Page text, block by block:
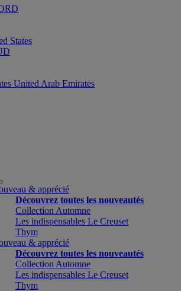
States
United Arab Emirates
& apprécié
Découvrez toutes les nouveautés
Collection Automne
Les indispensables Le Creuset
Thym
& apprécié
Découvrez toutes les nouveautés
Collection Automne
Les indispensables Le Creuset
Thym